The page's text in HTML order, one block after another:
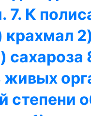
7. К
крахмал
сахароза
живых
степени